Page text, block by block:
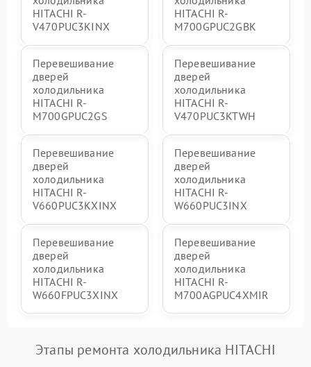
HITACHI R-
V470PUC3KINX
HITACHI R-
M700GPUC2GBK
Перевешивание
дверей
холодильника
HITACHI R-
M700GPUC2GS
Перевешивание
дверей
холодильника
HITACHI R-
V470PUC3KTWH
Перевешивание
дверей
холодильника
HITACHI R-
V660PUC3KXINX
Перевешивание
дверей
холодильника
HITACHI R-
W660PUC3INX
Перевешивание
дверей
холодильника
HITACHI R-
W660FPUC3XINX
Перевешивание
дверей
холодильника
HITACHI R-
M700AGPUC4XMIR
Этапы ремонта холодильника HITACHI